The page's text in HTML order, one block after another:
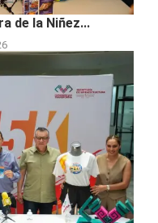
de la Niñez...